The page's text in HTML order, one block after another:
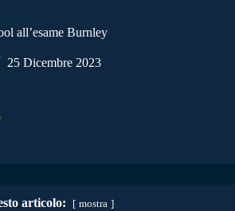
all’esame Burnley
25 Dicembre 2023
articolo: mostra